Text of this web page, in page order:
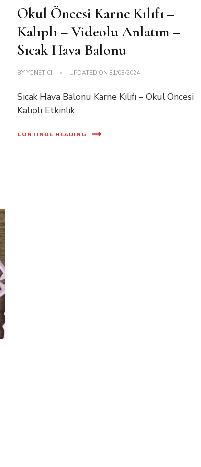
Okul Öncesi Karne Kılıfı –
Kalıplı – Videolu Anlatım –
Sıcak Hava Balonu
BYYÖNETICI UPDATED ON 31/03/2024
Sıcak Hava Balonu Karne Kılıfı – Okul Öncesi
Kalıplı Etkinlik
CONTINUE READING